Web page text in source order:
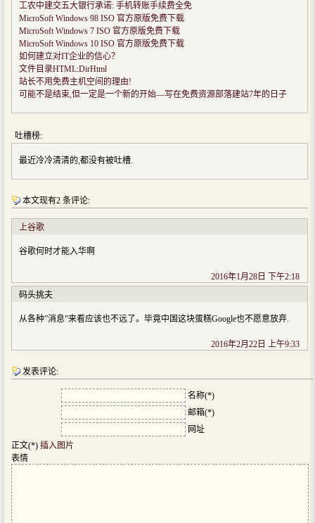
工农中建交五大银行承诺: 手机转账手续费全免
MicroSoft Windows 98 ISO 官方原版免费下载
MicroSoft Windows 7 ISO 官方原版免费下载
MicroSoft Windows 10 ISO 官方原版免费下载
如何建立对IT企业的信心？
文件目录HTML:DirHtml
站长不用免费主机空间的理由!
可能不是结束,但一定是一个新的开始—写在免费资源部落建站7年的日子
吐槽榜:
最近冷冷清清的,都没有被吐槽.
本文现有2 条评论:
上谷歌
谷歌何时才能入华啊
2016年1月28日 下午2:18
码头挑夫
从各种”消息”来看应该也不远了。毕竟中国这块蛋糕Google也不愿意放弃.
2016年2月22日 上午9:33
发表评论:
名称(*)
邮箱(*)
网址
正文(*) 插入图片
表情